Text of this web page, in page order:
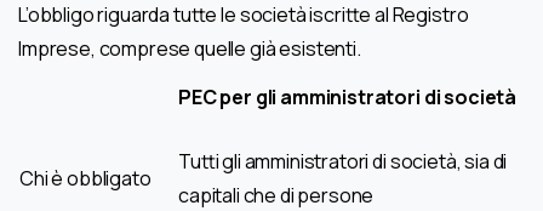
L’obbligo riguarda tutte le società iscritte al Registro
Imprese, comprese quelle già esistenti.
PEC per gli amministratori di società
Chi è obbligato
Tutti gli amministratori di società, sia di
capitali che di persone